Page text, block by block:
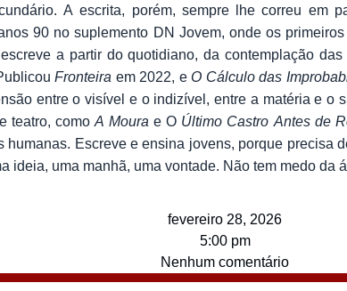
A escrita, porém, sempre lhe correu em
90 no suplemento DN Jovem, onde os
a partir do quotidiano, da contemplação
Fronteira em 2022, e O Cálculo das
entre o visível e o indizível, entre a matéria e o
teatro, como A Moura e O Último Castro Antes de
humanas. Escreve e ensina jovens, porque precisa
ideia, uma manhã, uma vontade. Não tem medo da
fevereiro 28, 2026
5:00 pm
Nenhum comentário